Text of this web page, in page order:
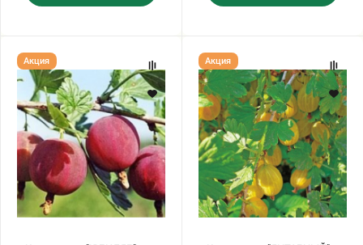
Крыжовник
"ЮБИЛЯР"
Акция
Крыжовник
"ЯНТАРНЫЙ"
Акция